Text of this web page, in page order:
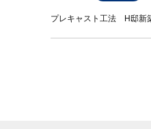
プレキャスト工法 H邸